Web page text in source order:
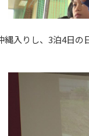
縄入りし、3泊4日